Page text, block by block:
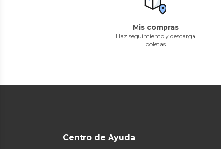
Mis compras
Haz seguimiento y descarga
boletas
Centro de Ayuda